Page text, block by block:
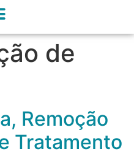
de
Remoção
Tratamento